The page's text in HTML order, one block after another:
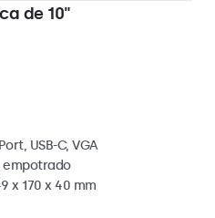
de 10"
USB-C, VGA
empotrado
x 170 x 40 mm